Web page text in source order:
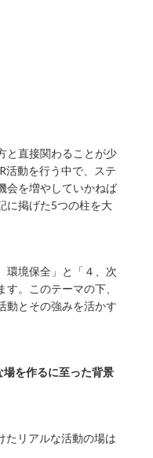
と直接関わることが少
活動を行う中で、ステ
会を増やしていかねば
に掲げた5つの柱を大
環境保全」と「４、次
。このテーマの下、
動とその強みを活かす
を作るに至った背景
たリアルな活動の場は